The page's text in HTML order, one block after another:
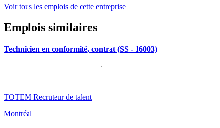
Voir tous les emplois de cette entreprise
Emplois similaires
Technicien en conformité, contrat (SS - 16003)
TOTEM Recruteur de talent
Montréal